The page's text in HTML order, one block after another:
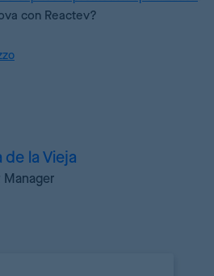
con Reactev?
de la Vieja